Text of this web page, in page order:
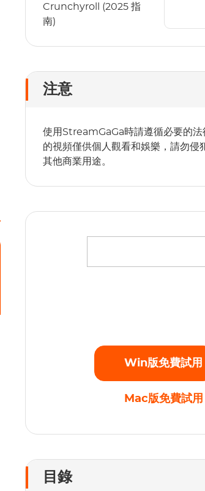
Crunchyroll (2025 指
南)
注意
使用StreamGaGa時請遵循必要的法
的視頻僅供個人觀看和娛樂，請勿侵
其他商業用途。
Win版免費試用
Mac版免費試用
目錄